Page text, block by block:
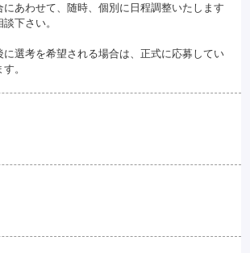
にあわせて、随時、個別に日程調整いたします
下さい。
選考を希望される場合は、正式に応募してい
。